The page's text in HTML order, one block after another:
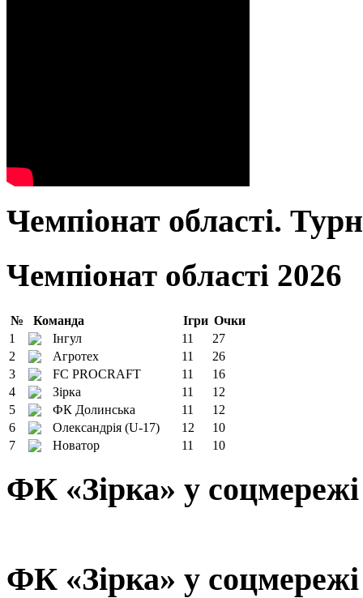
Чемпіонат області.
Чемпіонат області 2026
№ Команда Ігри Очки
1
Інгул 11
27
2
Агротех 11
26
3
FC PROCRAFT 11
16
4
Зірка 11
12
5
ФК Долинська 11
12
6
Олександрія (U-17) 12
10
7
Новатор 11 10
ФК «Зірка» у
ФК «Зірка» у